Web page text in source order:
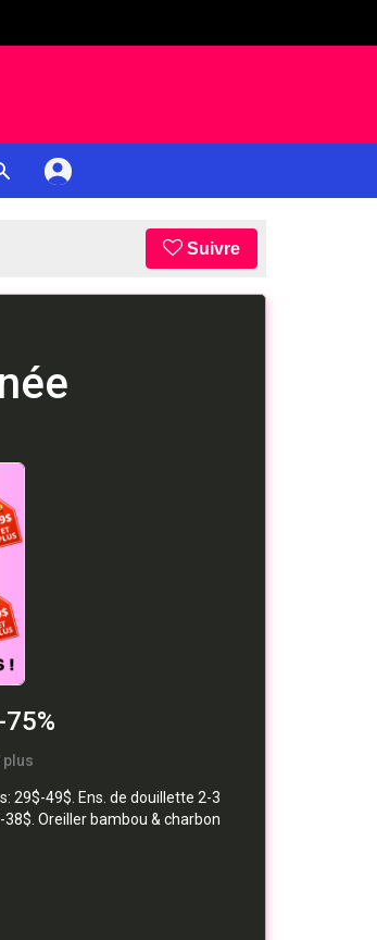
Suivre
plus
29$-49$. Ens. de douillette 2-3
Oreiller bambou & charbon